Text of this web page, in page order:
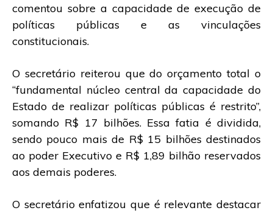
comentou sobre a capacidade de execução de
políticas públicas e as vinculações
constitucionais.
O secretário reiterou que do orçamento total o
“fundamental núcleo central da capacidade do
Estado de realizar políticas públicas é restrito”,
somando R$ 17 bilhões. Essa fatia é dividida,
sendo pouco mais de R$ 15 bilhões destinados
ao poder Executivo e R$ 1,89 bilhão reservados
aos demais poderes.
O secretário enfatizou que é relevante destacar